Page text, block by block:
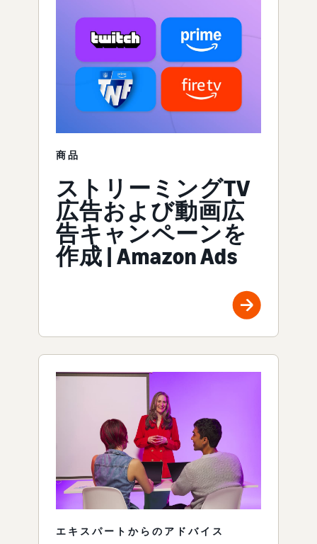
商品
ストリーミングTV
広告および動画広
告キャンペーンを
作成 | Amazon Ads
エキスパートからのアドバイス